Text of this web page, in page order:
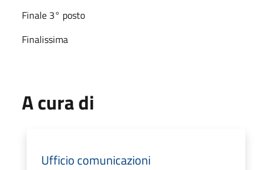
Finale 3° posto
Finalissima
A cura di
Ufficio comunicazioni